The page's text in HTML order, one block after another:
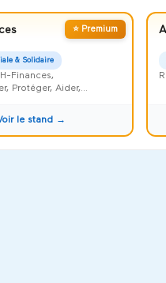
⭐ Premium
& Solidaire
Finances,
Protéger, Aider,
le stand →